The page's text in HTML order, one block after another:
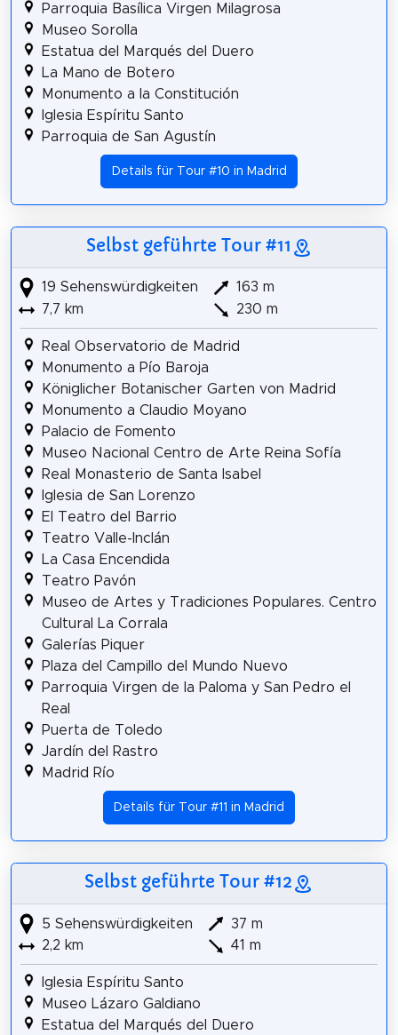
Parroquia Basílica Virgen Milagrosa
Museo Sorolla
Estatua del Marqués del Duero
La Mano de Botero
Monumento a la Constitución
Iglesia Espíritu Santo
Parroquia de San Agustín
Details für Tour #10 in Madrid
Selbst geführte Tour #11
19 Sehenswürdigkeiten
7,7 km
163 m
230 m
Real Observatorio de Madrid
Monumento a Pío Baroja
Königlicher Botanischer Garten von Madrid
Monumento a Claudio Moyano
Palacio de Fomento
Museo Nacional Centro de Arte Reina Sofía
Real Monasterio de Santa Isabel
Iglesia de San Lorenzo
El Teatro del Barrio
Teatro Valle-Inclán
La Casa Encendida
Teatro Pavón
Museo de Artes y Tradiciones Populares. Centro
Cultural La Corrala
Galerías Piquer
Plaza del Campillo del Mundo Nuevo
Parroquia Virgen de la Paloma y San Pedro el
Real
Puerta de Toledo
Jardín del Rastro
Madrid Río
Details für Tour #11 in Madrid
Selbst geführte Tour #12
5 Sehenswürdigkeiten
2,2 km
37 m
41 m
Iglesia Espíritu Santo
Museo Lázaro Galdiano
Estatua del Marqués del Duero